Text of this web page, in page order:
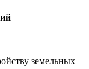
земельных